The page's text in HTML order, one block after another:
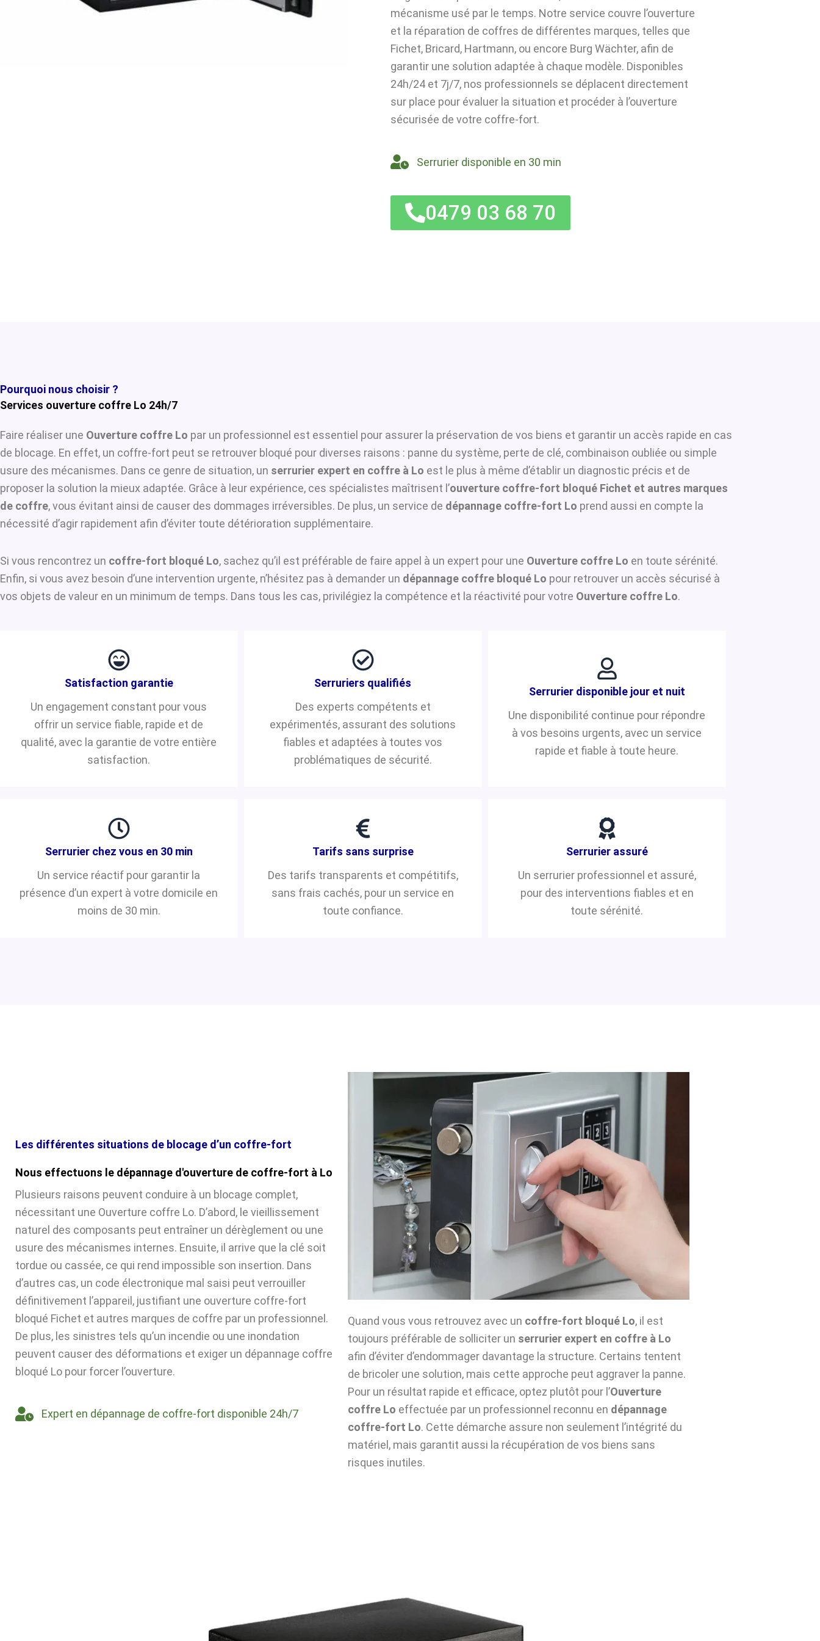
mécanisme usé par le temps. Notre service couvre l’ouverture
et la réparation de coffres de différentes marques, telles que
Fichet, Bricard, Hartmann, ou encore Burg Wächter, afin de
garantir une solution adaptée à chaque modèle. Disponibles
24h/24 et 7j/7, nos professionnels se déplacent directement
sur place pour évaluer la situation et procéder à l’ouverture
sécurisée de votre coffre-fort.
Serrurier disponible en 30 min
0479 03 68 70
Pourquoi nous choisir ?
Services ouverture coffre Lo 24h/7
Faire réaliser une Ouverture coffre Lo par un professionnel est essentiel pour assurer la préservation de vos biens et garantir un accès rapide en cas
de blocage. En effet, un coffre-fort peut se retrouver bloqué pour diverses raisons : panne du système, perte de clé, combinaison oubliée ou simple
usure des mécanismes. Dans ce genre de situation, un serrurier expert en coffre à Lo est le plus à même d’établir un diagnostic précis et de
proposer la solution la mieux adaptée. Grâce à leur expérience, ces spécialistes maîtrisent l’ouverture coffre-fort bloqué Fichet et autres marques
de coffre, vous évitant ainsi de causer des dommages irréversibles. De plus, un service de dépannage coffre-fort Lo prend aussi en compte la
nécessité d’agir rapidement afin d’éviter toute détérioration supplémentaire.
Si vous rencontrez un coffre-fort bloqué Lo, sachez qu’il est préférable de faire appel à un expert pour une Ouverture coffre Lo en toute sérénité.
Enfin, si vous avez besoin d’une intervention urgente, n’hésitez pas à demander un dépannage coffre bloqué Lo pour retrouver un accès sécurisé à
vos objets de valeur en un minimum de temps. Dans tous les cas, privilégiez la compétence et la réactivité pour votre Ouverture coffre Lo.
Satisfaction garantie
Un engagement constant pour vous
offrir un service fiable, rapide et de
qualité, avec la garantie de votre entière
satisfaction.
Serruriers qualifiés
Des experts compétents et
expérimentés, assurant des solutions
fiables et adaptées à toutes vos
problématiques de sécurité.
Serrurier disponible jour et nuit
Une disponibilité continue pour répondre
à vos besoins urgents, avec un service
rapide et fiable à toute heure.
Serrurier chez vous en 30 min
Un service réactif pour garantir la
présence d’un expert à votre domicile en
moins de 30 min.
Tarifs sans surprise
Des tarifs transparents et compétitifs,
sans frais cachés, pour un service en
toute confiance.
Serrurier assuré
Un serrurier professionnel et assuré,
pour des interventions fiables et en
toute sérénité.
Les différentes situations de blocage d’un coffre-fort
Nous effectuons le dépannage d'ouverture de coffre-fort à Lo
Plusieurs raisons peuvent conduire à un blocage complet,
nécessitant une Ouverture coffre Lo. D’abord, le vieillissement
naturel des composants peut entraîner un dérèglement ou une
usure des mécanismes internes. Ensuite, il arrive que la clé soit
tordue ou cassée, ce qui rend impossible son insertion. Dans
d’autres cas, un code électronique mal saisi peut verrouiller
définitivement l’appareil, justifiant une ouverture coffre-fort
bloqué Fichet et autres marques de coffre par un professionnel.
De plus, les sinistres tels qu’un incendie ou une inondation
peuvent causer des déformations et exiger un dépannage coffre
bloqué Lo pour forcer l’ouverture.
Expert en dépannage de coffre-fort disponible 24h/7
Quand vous vous retrouvez avec un coffre-fort bloqué Lo, il est
toujours préférable de solliciter un serrurier expert en coffre à Lo
afin d’éviter d’endommager davantage la structure. Certains tentent
de bricoler une solution, mais cette approche peut aggraver la panne.
Pour un résultat rapide et efficace, optez plutôt pour l’Ouverture
coffre Lo effectuée par un professionnel reconnu en dépannage
coffre-fort Lo. Cette démarche assure non seulement l’intégrité du
matériel, mais garantit aussi la récupération de vos biens sans
risques inutiles.